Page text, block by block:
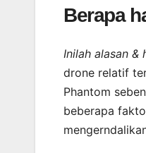
Berapa
Inilah alasan
drone relatif
Phantom
beberapa